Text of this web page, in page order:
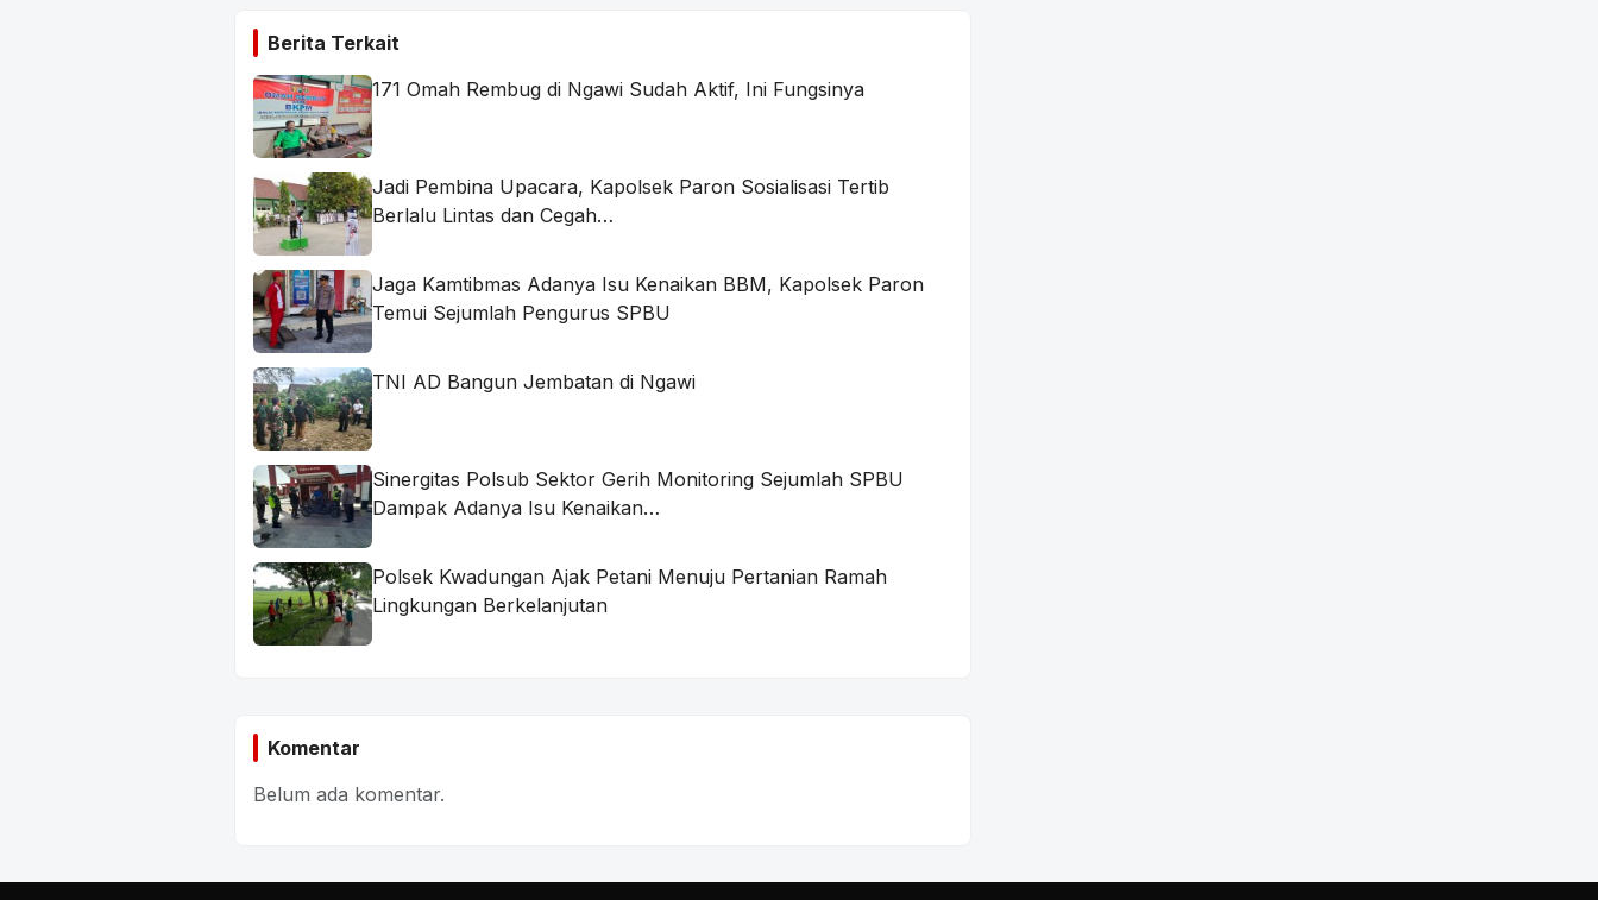
Berita Terkait
171 Omah Rembug di Ngawi Sudah Aktif, Ini Fungsinya
Jadi Pembina Upacara, Kapolsek Paron Sosialisasi Tertib
Berlalu Lintas dan Cegah…
Jaga Kamtibmas Adanya Isu Kenaikan BBM, Kapolsek Paron
Temui Sejumlah Pengurus SPBU
TNI AD Bangun Jembatan di Ngawi
Sinergitas Polsub Sektor Gerih Monitoring Sejumlah SPBU
Dampak Adanya Isu Kenaikan…
Polsek Kwadungan Ajak Petani Menuju Pertanian Ramah
Lingkungan Berkelanjutan
Komentar
Belum ada komentar.